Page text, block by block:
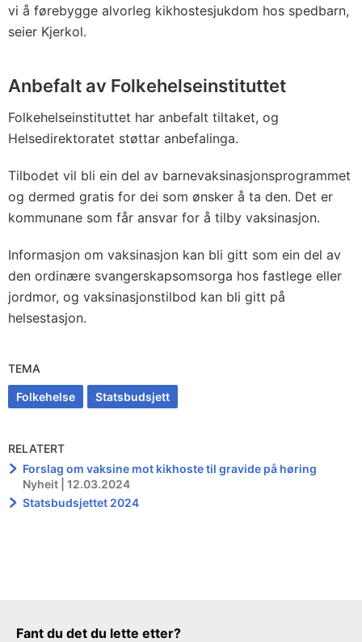
vi å førebygge alvorleg kikhostesjukdom hos spedbarn,
seier Kjerkol.
Anbefalt av Folkehelseinstituttet
Folkehelseinstituttet har anbefalt tiltaket, og
Helsedirektoratet støttar anbefalinga.
Tilbodet vil bli ein del av barnevaksinasjonsprogrammet
og dermed gratis for dei som ønsker å ta den. Det er
kommunane som får ansvar for å tilby vaksinasjon.
Informasjon om vaksinasjon kan bli gitt som ein del av
den ordinære svangerskapsomsorga hos fastlege eller
jordmor, og vaksinasjonstilbod kan bli gitt på
helsestasjon.
TEMA
Folkehelse Statsbudsjett
RELATERT
Forslag om vaksine mot kikhoste til gravide på høring
Nyheit | 12.03.2024
Statsbudsjettet 2024
Tilbakemeldingsskjema
Fant du det du lette etter?